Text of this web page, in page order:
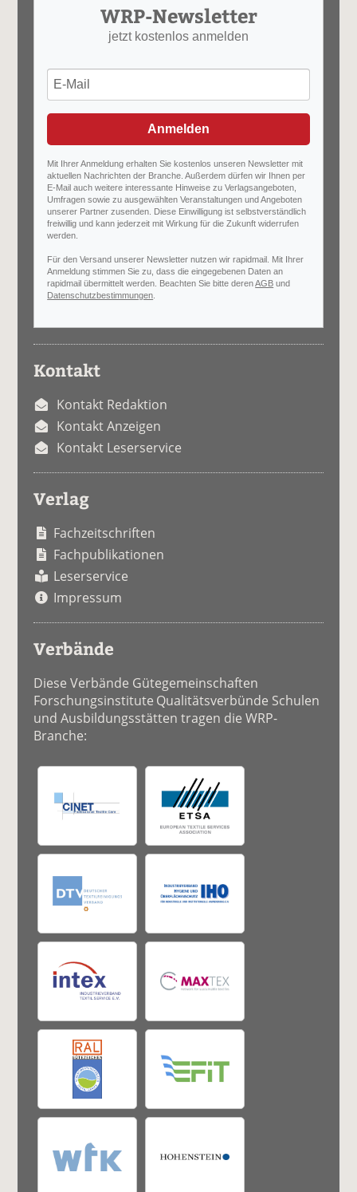
WRP-Newsletter
jetzt kostenlos anmelden
Anmelden
Mit Ihrer Anmeldung erhalten Sie kostenlos unseren Newsletter mit
aktuellen Nachrichten der Branche. Außerdem dürfen wir Ihnen per
E-Mail auch weitere interessante Hinweise zu Verlagsangeboten,
Umfragen sowie zu ausgewählten Veranstaltungen und Angeboten
unserer Partner zusenden. Diese Einwilligung ist selbstverständlich
freiwillig und kann jederzeit mit Wirkung für die Zukunft widerrufen
werden.
Für den Versand unserer Newsletter nutzen wir rapidmail. Mit Ihrer
Anmeldung stimmen Sie zu, dass die eingegebenen Daten an
rapidmail übermittelt werden. Beachten Sie bitte derenAGB und
Datenschutzbestimmungen
Kontakt
Kontakt Redaktion
Kontakt Anzeigen
Kontakt Leserservice
Verlag
Fachzeitschriften
Fachpublikationen
Leserservice
Impressum
Verbände
Diese Verbände Gütegemeinschaften
Forschungsinstitute Qualitätsverbünde Schulen
und Ausbildungsstätten tragen die WRP-
Branche: